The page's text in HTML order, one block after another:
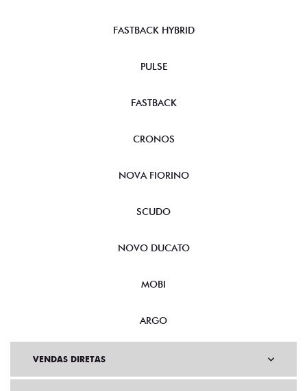
FASTBACK HYBRID
PULSE
FASTBACK
CRONOS
NOVA FIORINO
SCUDO
NOVO DUCATO
MOBI
ARGO
VENDAS DIRETAS